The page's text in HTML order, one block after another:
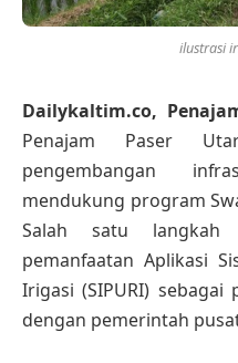
ilustrasi
Dailykaltim.co,
Penajam Paser
pengembangan
mendukung program
Salah satu langkah
pemanfaatan Aplikasi
Irigasi (SIPURI)
dengan pemerintah